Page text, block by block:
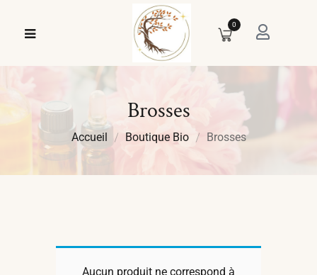
0
Brosses
Accueil Boutique Bio Brosses
Aucun produit ne correspond à